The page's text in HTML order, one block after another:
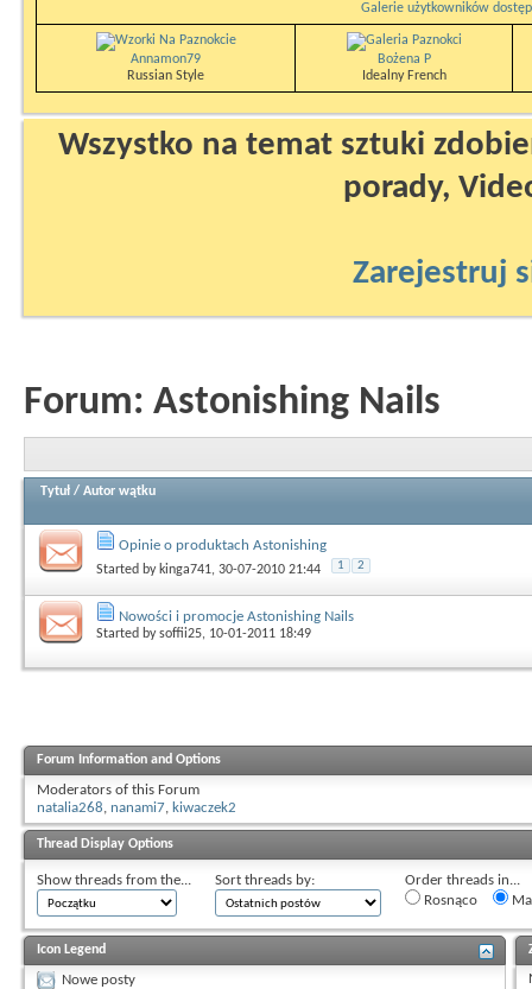
Galerie użytkowników
Annamon79
Russian Style
Bożena P
Idealny French
Wszystko na temat sztuki
porady,
Zarejestruj
Forum: Astonishing Nails
Tytuł / Autor wątku
Opinie o produktach Astonishing
Started by kinga741, 30-07-2010 21:44 1 2
Nowości i promocje Astonishing Nails
Started bysoffii25, 10-01-2011 18:49
Forum Information and Options
Moderators of this Forum
natalia268, nanami7, kiwaczek2
Thread Display Options
Show threads from the... Sort threads by:
Order threads in...
Rosnąco
Icon Legend
Nowe posty